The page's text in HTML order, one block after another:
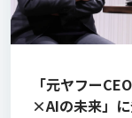
「元ヤフー
×AIの未来」